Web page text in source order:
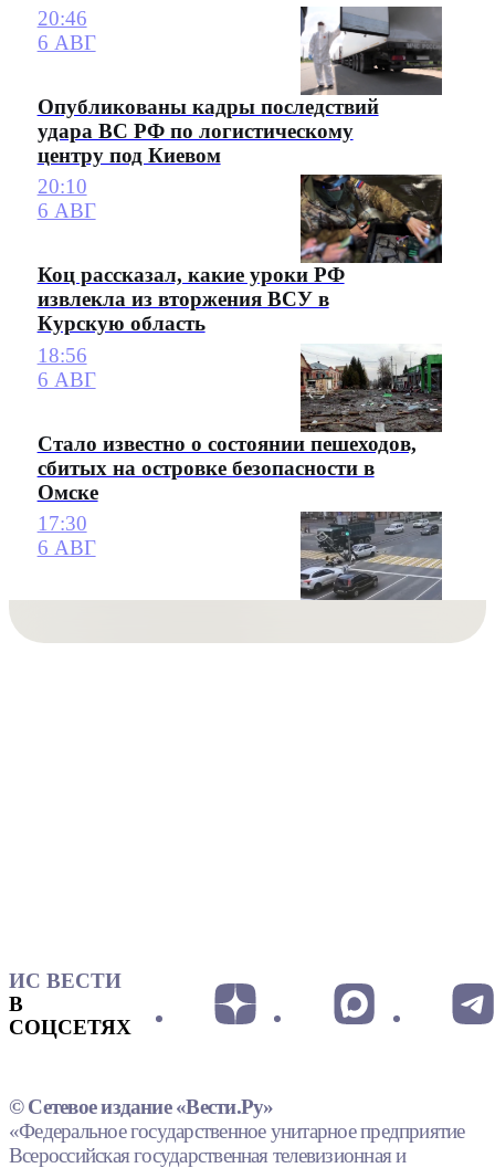
20:46
6 АВГ
Опубликованы кадры последствий
удара ВС РФ по логистическому
центру под Киевом
20:10
6 АВГ
Коц рассказал, какие уроки РФ
извлекла из вторжения ВСУ в
Курскую область
18:56
6 АВГ
Стало известно о состоянии пешеходов,
сбитых на островке безопасности в
Омске
17:30
6 АВГ
ИС ВЕСТИ
В
СОЦСЕТЯХ
© Сетевое издание «Вести.Ру»
«Федеральное государственное унитарное предприятие
Всероссийская государственная телевизионная и